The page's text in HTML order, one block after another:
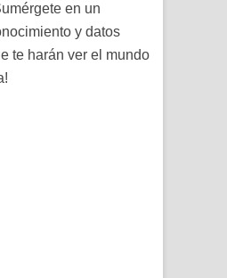
en un
y datos
te harán ver el mundo